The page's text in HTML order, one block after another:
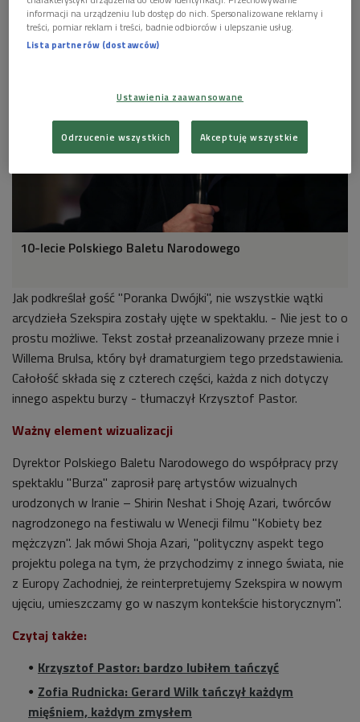
10-lecie Polskiego Baletu Narodowego
Jak podkreślał gość "Poranka Dwójki", nie wszystkie wątki
arcydzieła Szekspira zostały ujęte w spektaklu. - Nie jest to o
prostu możliwe. Tekst został przeanalizowany przeze mnie i
Willema Brulsa, który był dramaturgiem tego przedstawienia.
Całołość składa się z czterech części, każda z nich dotyczy
innego aspektu burzy - tłumaczył Krzysztof Pastor.
Ważny element wizualizacji
Dyrektor Polskiego Baletu Narodowego do współpracy przy
spektaklu "Burza" zaprosił parę artystów wizualnych
urodzonych w Iranie – Shirin Neshat i Shoję Azari, twórców
nagrodzonego na festiwalu w Wenecji filmu "Kobiety bez
mężczyzn". Jak mówi Shoja Azari, "polityczny aspekt tego
projektu polega na tym, że przychodzimy z innego świata, nie
z Europy Zachodniej, że reinterpretujemy Szekspira w nowym
ujęciu, umieszczamy go w naszym kontekście historycznym".
Czytaj także:
Krzysztof Pastor: bardzo lubiłem tańczyć
Zofia Rudnicka: Gerard Wilk tańczył każdym
mięśniem, każdym zmysłem
informacji na urządzeniu lub dostęp do nich. Spersonalizowane reklamy i
treści, pomiar reklam i treści, badnie odbiorców i ulepszanie usług.
Lista partnerów (dostawców)
Ustawienia zaawansowane
Odrzucenie wszystkich Akceptuję wszystkie